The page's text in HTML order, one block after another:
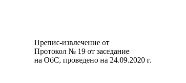
Препис-извлечение от
Протокол № 19 от заседание
на ОбС, проведено на 24.09.2020 г.